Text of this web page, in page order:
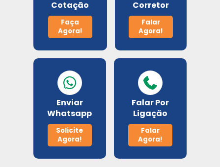
Planos odontológico
Bradesco Odonto
Porto Seguro
Odontoprev
Cotação
Faça
Agora!
Corretor
Falar
Agora!
Enviar
Whatsapp
Solicite
Agora!
Falar Por
Ligação
Falar
Agora!